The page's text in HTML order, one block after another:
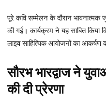
पूरे कवि सम्मेलन के दौरान भावनात्मक
की गई। कार्यक्रम ने यह साबित किया
लाइव साहित्यिक आयोजनों का
सौरभ भारद्वाज ने
की दी प्रेरणा